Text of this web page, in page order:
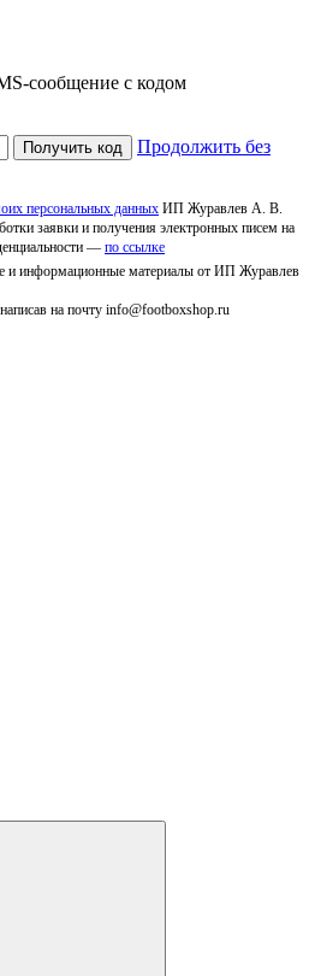
сообщение с кодом
Продолжить без
персональных данных ИП Журавлев А. В.
заявки и получения электронных писем на
— по ссылке
и информационные материалы от ИП Журавлев
на почту info@footboxshop.ru